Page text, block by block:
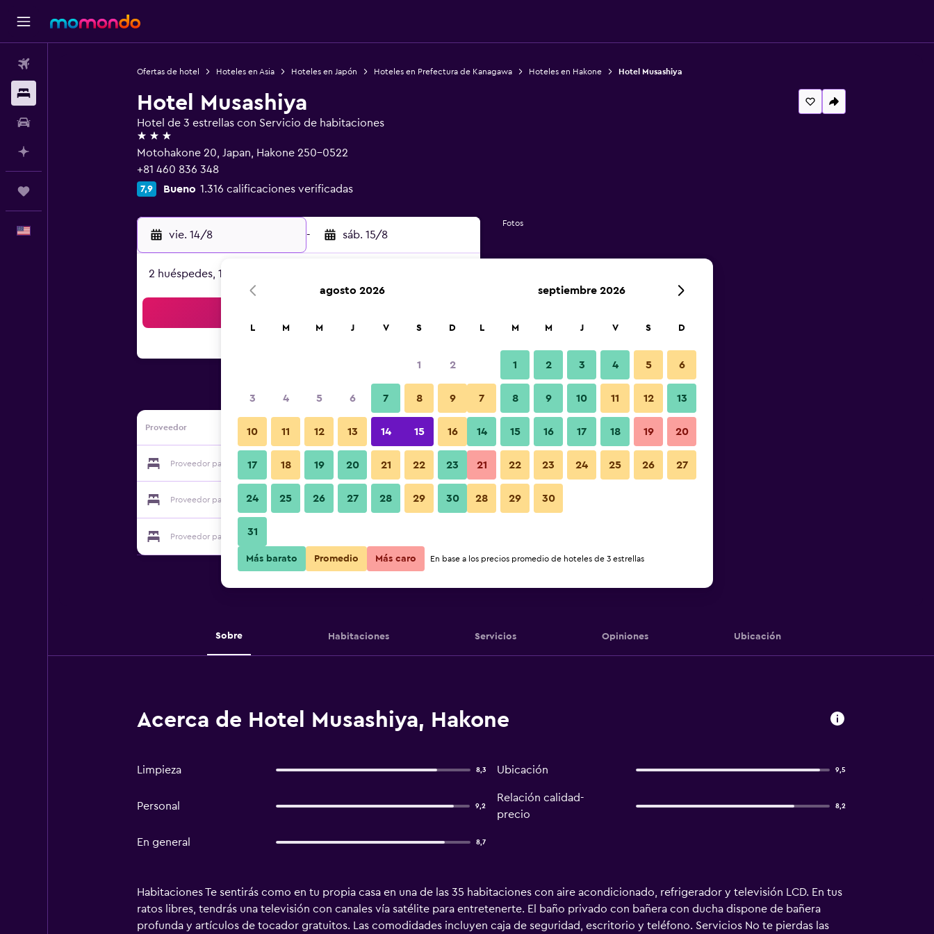
Ofertas de hotel Hoteles en Asia Hoteles en Japón Hoteles en Prefectura de Kanagawa Hoteles en Hakone Hotel Musashiya
Hotel Musashiya
Hotel de 3 estrellas con Servicio de habitaciones
3 estrellas
Motohakone 20, Japan, Hakone 250-0522
+81 460 836 348
7,9 Bueno 1.316 calificaciones verificadas
vie. 14/8 - sáb. 15/8
2 huéspedes, 1 habitación
Proveedor
Proveedor para Hotel Musashiya Ver precios
Proveedor para Hotel Musashiya Ver precios
Proveedor para Hotel Musashiya
Fotos
Sobre Habitaciones Servicios Opiniones Ubicación
Acerca de Hotel Musashiya, Hakone
Limpieza 8,3 Ubicación 9,5
Personal 9,2
Relación calidad-
precio
8,2
En general 8,7
Habitaciones Te sentirás como en tu propia casa en una de las 35 habitaciones con aire acondicionado, refrigerador y televisión LCD. En tus
ratos libres, tendrás una televisión con canales vía satélite para entretenerte. El baño privado con bañera con ducha dispone de bañera
profunda y artículos de tocador gratuitos. Las comodidades incluyen caja de seguridad, escritorio y teléfono. Servicios No te pierdas las
agosto 2026
L M M J V S D
1 2
3 4 5 6 7 8 9
10 11 12 13 14 15 16
17 18 19 20 21 22 23
24 25 26 27 28 29 30
31
septiembre 2026
L M M J V S D
1 2 3 4 5 6
7 8 9 10 11 12 13
14 15 16 17 18 19 20
21 22 23 24 25 26 27
28 29 30
Más barato Promedio Más caro En base a los precios promedio de hoteles de 3 estrellas